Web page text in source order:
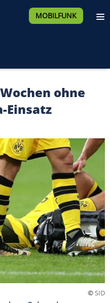
MOBILFUNK
ohne
Einsatz
©SID